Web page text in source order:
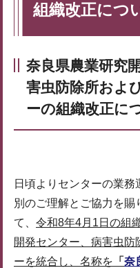
組織改正につ
奈良県農業研究
害虫防除所およ
ーの組織改正に
日頃よりセンターの業
別のご理解とご協力を賜
て、 令和8年4月1日の組
開発センター、病害虫防
ーを統合し、名称を 「 奈